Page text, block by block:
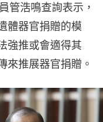
管浩鳴查詢表示，
體器官捐贈的模
強推或會適得其
來推展器官捐贈。